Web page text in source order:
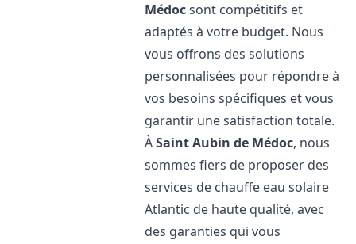
Médocsont compétitifs et
adaptés à votre budget. Nous
vous offrons des solutions
personnalisées pour répondre à
vos besoins spécifiques et vous
garantir une satisfaction totale.
ÀSaint Aubin de Médoc, nous
sommes fiers de proposer des
services de chauffe eau solaire
Atlantic de haute qualité, avec
des garanties qui vous